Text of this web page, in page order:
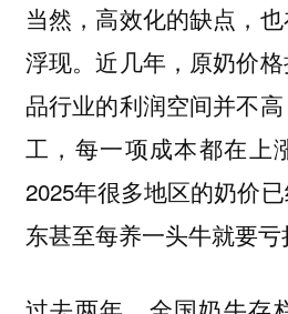
当然，高效化的缺点，
浮现。近几年，原奶价
品行业的利润空间并不
工，每一项成本都在上
2025年很多地区的奶价
东甚至每养一头牛就要亏